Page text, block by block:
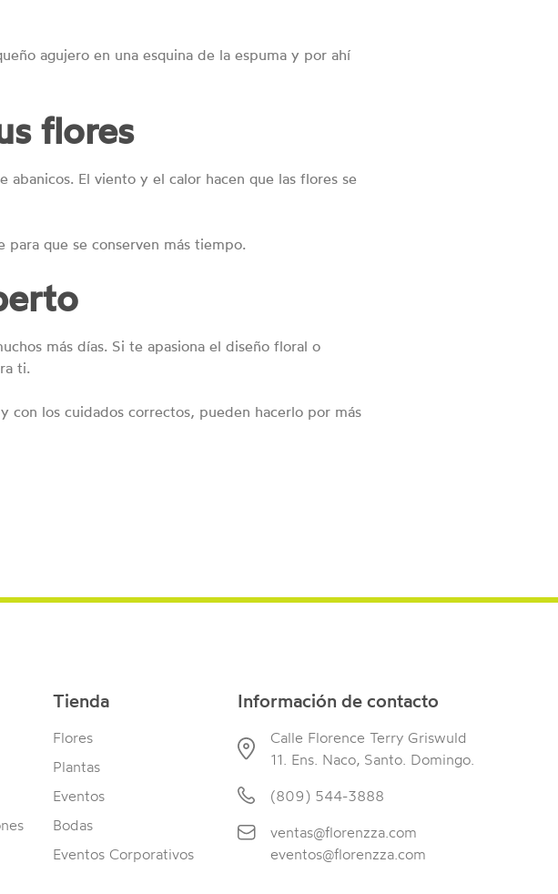
agujero en una esquina de la espuma y por ahí
flores
El viento y el calor hacen que las flores se
que se conserven más tiempo.
más días. Si te apasiona el diseño floral o
ti.
con los cuidados correctos, pueden hacerlo por más
Tienda
Flores
Plantas
Eventos
Bodas
Eventos Corporativos
Información de contacto
Calle Florence Terry Griswuld
11. Ens. Naco, Santo. Domingo.
(809) 544-3888
ventas@florenzza.com
eventos@florenzza.com